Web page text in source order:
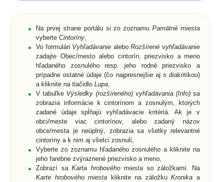
Na prvej strane portálu si zo zoznamuPamätné miesta
vyberte Cintoríny
Vo formulári Vyhľadávanie aleboRozšírené vyhľadávanie
zadajte Obec/mesto alebo cintorín, priezvisko a meno
hľadaného zosnulého resp. jeho rodné priezvisko a
prípadne ostatné údaje (čo najpresnejšie aj s diakritikou)
a kliknite na tlačidlo Lupa
V tabuľke Výsledky (rozšíreného) vyhľadávania (Info)sa
zobrazia informácie k cintorínom a zosnulým, ktorých
zadané údaje spĺňajú vyhľadávacie kritériá. Ak je v
obci/meste viac cintorínov, alebo zadaný názov
obce/mesta je neúplný, zobrazia sa všetky relevantné
cintoríny a k nim aj všetci zosnulí,
Vyberte zo zoznamu hľadaného zosnulého a kliknite na
jeho farebne zvýraznené priezvisko a meno,
Zobrazí saKarta hrobového miesta so záložkami. Na
Karte hrobového miesta kliknite na záložkuKronika a